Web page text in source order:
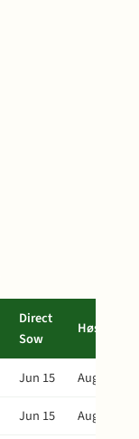
Direct
Sow
Høst
Jun 15
Aug 17
Jun 15
Aug 17